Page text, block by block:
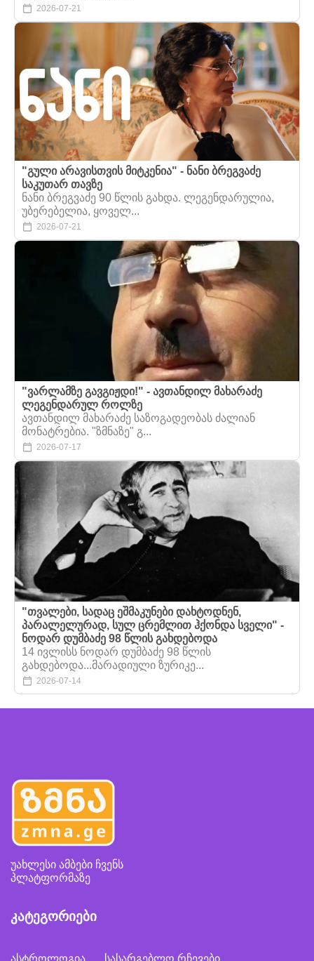
2026-07-21
"გული არავისთვის მიტკენია" - ნანი ბრეგვაძე
საკუთარ თავზე
ნანი ბრეგვაძე 90 წლის გახდა. ლეგენდარულია,
უბერებელია, ყოველ...
2026-07-21
"ვარლამზე გავგიჟდი!" - ავთანდილ მახარაძე
ლეგენდარულ როლზე
ავთანდილ მახარაძე საზოგადეობას ძალიან
მონატრებია. "ზმნაზე" გ...
2026-07-17
"თვალები, სადაც ეშმაკუნები დახტოდნენ,
პარალელურად, სულ ცრემლით ჰქონდა სველი" -
ნოდარ დუმბაძე 98 წლის გახდებოდა
14 ივლისს ნოდარ დუმბაძე 98 წლის
გახდებოდა...მარადიული ზურიკე...
2026-07-14
უახლესი ამბები ჩვენს
პლატფორმაზე
კატეგორიები